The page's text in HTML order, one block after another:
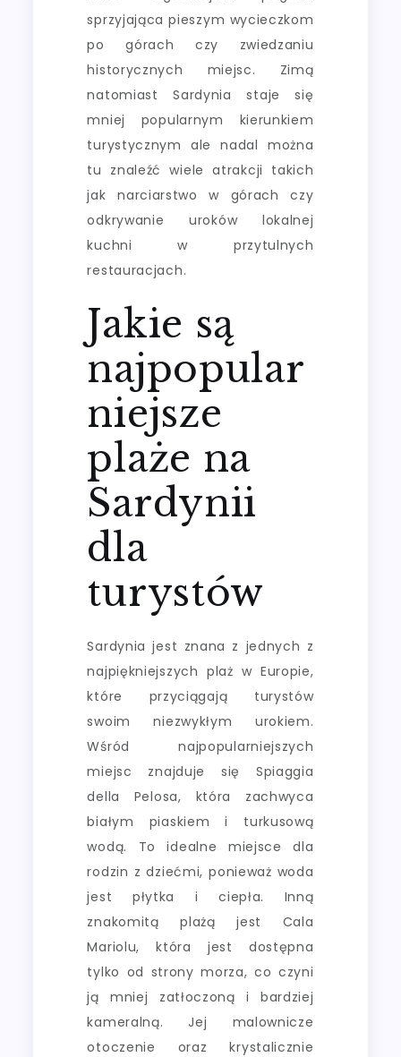
sprzyjająca pieszym wycieczkom
po górach czy zwiedzaniu
historycznych miejsc. Zimą
natomiast Sardynia staje się
mniej popularnym kierunkiem
turystycznym ale nadal można
tu znaleźć wiele atrakcji takich
jak narciarstwo w górach czy
odkrywanie uroków lokalnej
kuchni w przytulnych
restauracjach.
Jakie są
najpopular
niejsze
plaże na
Sardynii
dla
turystów
Sardynia jest znana z jednych z
najpiękniejszych plaż w Europie,
które przyciągają turystów
swoim niezwykłym urokiem.
Wśród najpopularniejszych
miejsc znajduje się Spiaggia
della Pelosa, która zachwyca
białym piaskiem i turkusową
wodą. To idealne miejsce dla
rodzin z dziećmi, ponieważ woda
jest płytka i ciepła. Inną
znakomitą plażą jest Cala
Mariolu, która jest dostępna
tylko od strony morza, co czyni
ją mniej zatłoczoną i bardziej
kameralną. Jej malownicze
otoczenie oraz krystalicznie